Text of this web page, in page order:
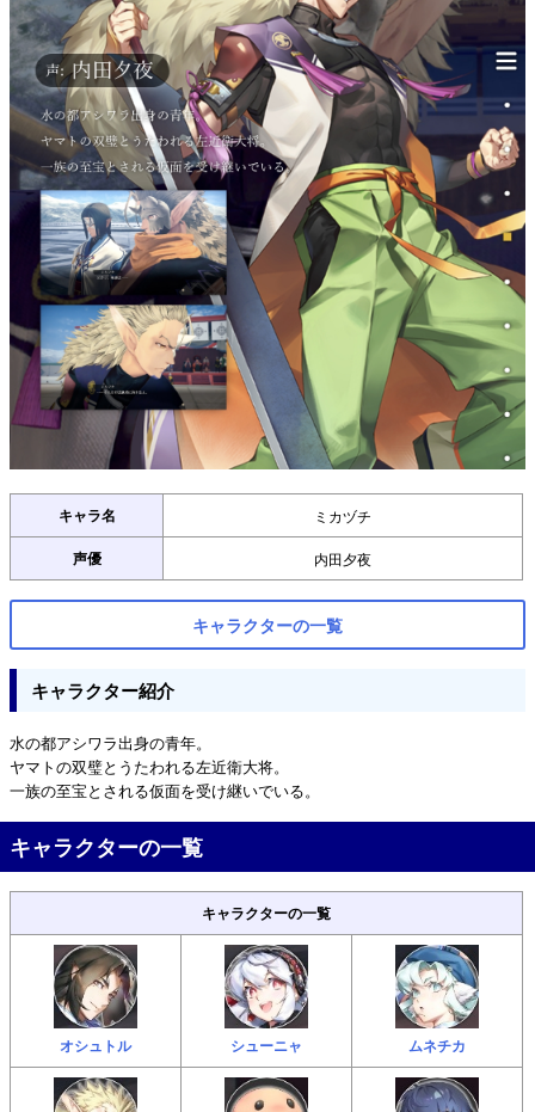
キャラ名 ミカヅチ
声優 内田夕夜
キャラクターの一覧
キャラクター紹介
水の都アシワラ出身の青年。
ヤマトの双璧とうたわれる左近衛大将。
一族の至宝とされる仮面を受け継いでいる。
キャラクターの一覧
キャラクターの一覧
オシュトル シューニャ ムネチカ